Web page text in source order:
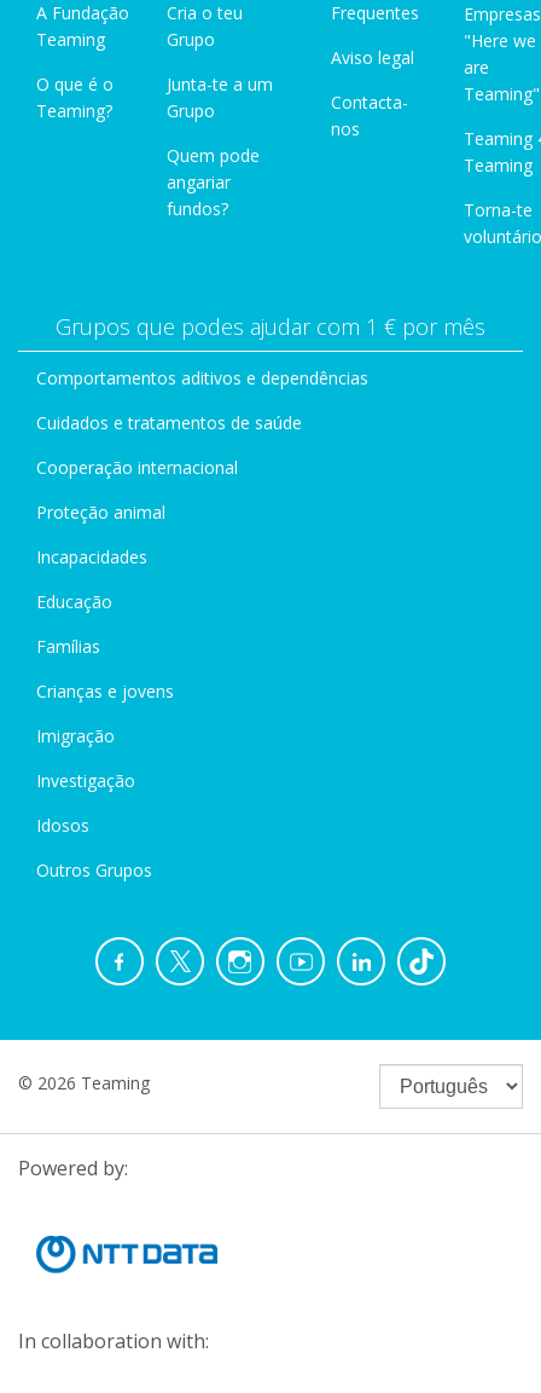
A Fundação
Teaming
O que é o
Teaming?
Cria o teu
Grupo
Junta-te a um
Grupo
Quem pode
angariar
fundos?
Frequentes
Aviso legal
Contacta-
nos
Empresas
"Here we
are
Teaming"
Teaming
Teaming
Torna-te
Grupos que podes ajudar com 1 € por mês
Comportamentos aditivos e dependências
Cuidados e tratamentos de saúde
Cooperação internacional
Proteção animal
Incapacidades
Educação
Famílias
Crianças e jovens
Imigração
Investigação
Idosos
Outros Grupos
© 2026 Teaming
Powered by:
In collaboration with: